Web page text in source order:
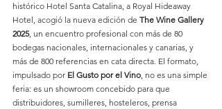
histórico Hotel Santa Catalina, a Royal Hideaway
Hotel, acogió la nueva edición de The Wine Gallery
2025, un encuentro profesional con más de 80
bodegas nacionales, internacionales y canarias, y
más de 800 referencias en cata directa. El formato,
impulsado por El Gusto por el Vino, no es una simple
feria: es un showroom concebido para que
distribuidores, sumilleres, hosteleros, prensa